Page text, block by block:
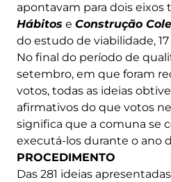
apontavam para dois eixos
Hábitos e Construção
do estudo de viabilidade,
No final do período de
setembro, em que foram
votos, todas as ideias
afirmativos do que votos
significa que a comuna se
executá-los durante o ano
PROCEDIMENTO
Das 281 ideias